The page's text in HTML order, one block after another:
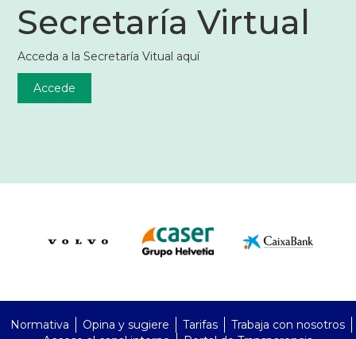
Secretaría Virtual
Acceda a la Secretaría Vitual aquí
Accede
Normativa
Opina y sugiere Tarifas
Trabaja con nosotros